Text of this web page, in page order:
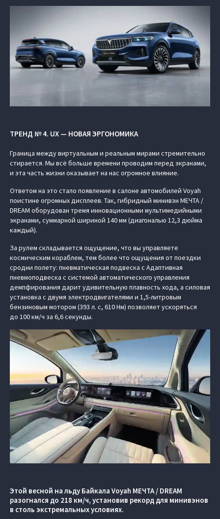
ТРЕНД № 4. UX — НОВАЯ ЭРГОНОМИКА
Граница между виртуальным и реальным мирами стремительно
стирается. Мы всё больше времени проводим перед экранами,
и эта часть жизни оказывает на нас огромное влияние.
Ответом на это стало появление в салоне автомобилей Voyah
поистине огромных дисплеев. Так, гибридный минивэн МЕЧТА /
DREAM оборудован тремя инновационными мультимедийными
экранами, суммарной шириной 140 мм (диагональю 12,3 дюйма
каждый).
За рулем складывается ощущение, что вы управляете
космическим кораблем, тем более что ощущения от поездки
сродни полету: пневматическая подвеска с Адаптивная
пневмоподвеска с системой автоматического управления
демпфирования дарит удивительную плавность хода, а силовая
установка с двумя электродвигателями и 1,5-литровым
бензиновым мотором (393 л. с, 610 Нм) позволяет ускоряться
до 100 км/ч за 6,6 секунды.
Этой весной на льду Байкала Voyah МЕЧТА / DREAM
разогнался до 218 км/ч, установив рекорд для минивэнов
в столь экстремальных условиях.